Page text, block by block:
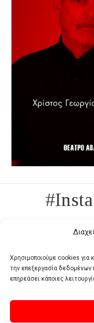
Χρησιμοποιούμε cookies για
την επεξεργασία δεδομένων
επηρεάσει κάποιες
Πολυτέλεια δεν είναι το